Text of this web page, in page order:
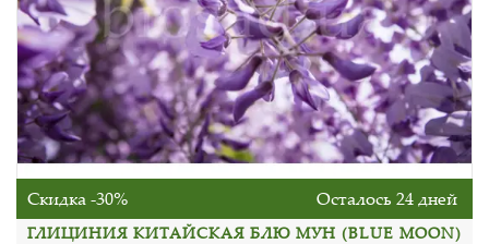
Скидка -30% Осталось 24 дней
ГЛИЦИНИЯ КИТАЙСКАЯ БЛЮ МУН (BLUE MOON)